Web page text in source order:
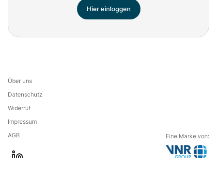
Hier einloggen
Über uns
Datenschutz
Widerruf
Impressum
AGB
Eine Marke von: